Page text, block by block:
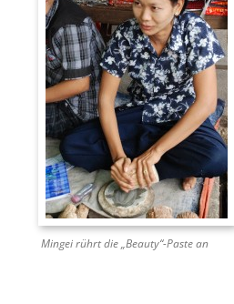
Mingei rührt die „Beauty“-Paste an